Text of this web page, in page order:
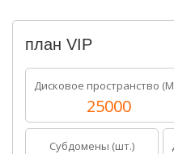
план VIP
Дисковое пространство
25000
Субдомены (шт.)